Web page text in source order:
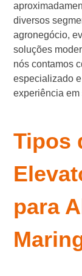
diversos
agronegócio,
soluções
nós contamos
especializado
experiência em
Tipos
para